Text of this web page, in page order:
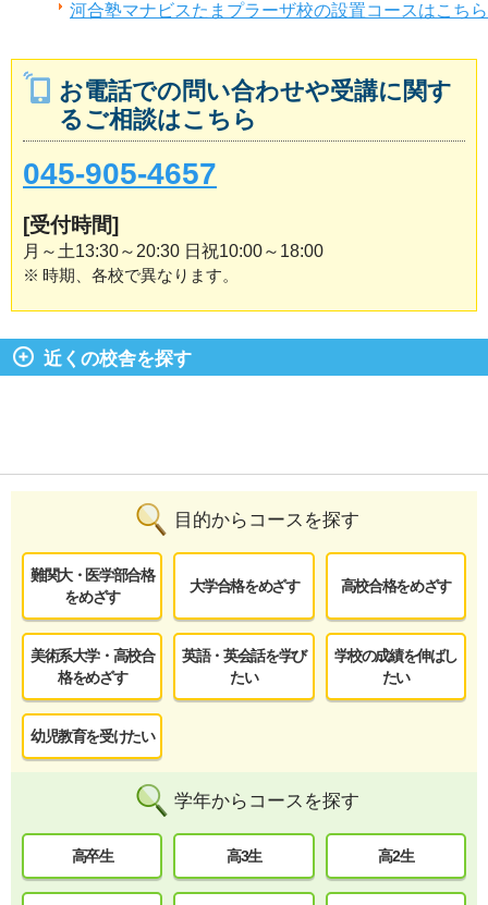
河合塾マナビスたまプラーザ校の設置コースはこちら
お電話での問い合わせや受講に関す
るご相談はこちら
045-905-4657
[受付時間]
月～土13:30～20:30 日祝10:00～18:00
※ 時期、各校で異なります。
近くの校舎を探す
目的からコースを探す
難関大・医学部合格
をめざす
大学合格をめざす 高校合格をめざす
美術系大学・高校合
格をめざす
英語・英会話を学び
たい
学校の成績を伸ばし
たい
幼児教育を受けたい
学年からコースを探す
高卒生 高3生 高2生